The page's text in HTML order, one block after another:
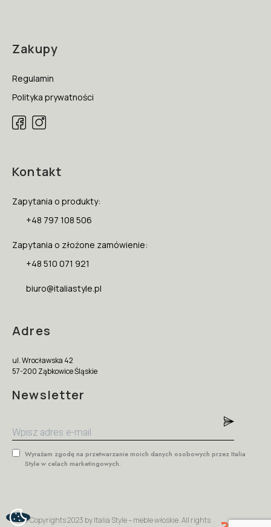
Zakupy
Regulamin
Polityka prywatności
Kontakt
Zapytania o produkty:
+48 797 108 506
Zapytania o złożone zamówienie:
+48 510 071 921
biuro@italiastyle.pl
Adres
ul. Wrocławska 42
57-200 Ząbkowice Śląskie
Newsletter
Wyrażam zgodę na przetwarzanie moich danych osobowych przez Italia
Style w celach marketingowych.
© Copyrights 2023 by Italia Style – meble włoskie. All rights